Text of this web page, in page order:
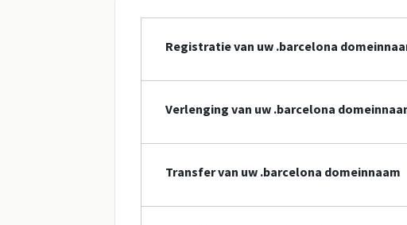
Registratie van uw .barcelona
Verlenging van uw .barcelona
Transfer van uw .barcelona domeinnaam